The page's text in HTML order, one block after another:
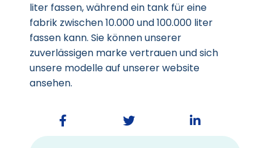
liter fassen, während ein tank für eine
fabrik zwischen 10.000 und 100.000 liter
fassen kann. Sie können unserer
zuverlässigen marke vertrauen und sich
unsere modelle auf unserer website
ansehen.